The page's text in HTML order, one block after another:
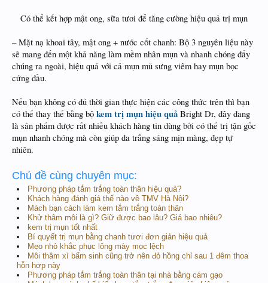
Có thể kết hợp mật ong, sữa tươi để tăng cường hiệu quả trị mụn
– Mặt nạ khoai tây, mật ong + nước cốt chanh: Bộ 3 nguyên liệu này
sẽ mang đến một khả năng làm mềm nhân mụn và nhanh chóng đẩy
chúng ra ngoài, hiệu quả với cả mụn mủ sưng viêm hay mụn bọc
cứng đầu.
Nếu bạn không có đủ thời gian thực hiện các công thức trên thì bạn
có thể thay thể bằng bộ kem trị mụn hiệu quả Bright Dr, đây đang
là sản phẩm được rất nhiều khách hàng tin dùng bởi có thể trị tận gốc
mụn nhanh chóng mà còn giúp da trắng sáng mịn màng, đẹp tự
nhiên.
Chủ đề cùng chuyên mục:
Phương pháp tắm trắng toàn thân hiệu quả?
Khách hàng đánh giá thế nào về TMV Hà Nội?
Mách bạn cách làm kem tắm trắng toàn thân
Khử thâm môi là gì? Giữ được bao lâu? Giá bao nhiêu?
kem trị mụn tốt nhất
Bí quyết trị mụn bằng chanh tươi đơn giản hiệu quả
Mẹo nhỏ khắc phục lông mày mọc lệch
Môi thâm xì bẩm sinh cũng trở nên đỏ hồng chỉ sau 1 đêm thoa
hỗn hợp này
Phương pháp tắm trắng toàn thân tại nhà bằng cám gạo